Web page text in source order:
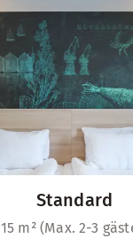
Standard
15 m² (Max. 2-3